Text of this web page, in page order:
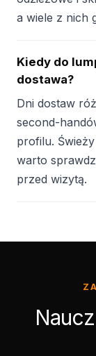
a wiele z nich
Kiedy do
dostawa?
Dni dostaw
second-
profilu.
warto
przed wizytą.